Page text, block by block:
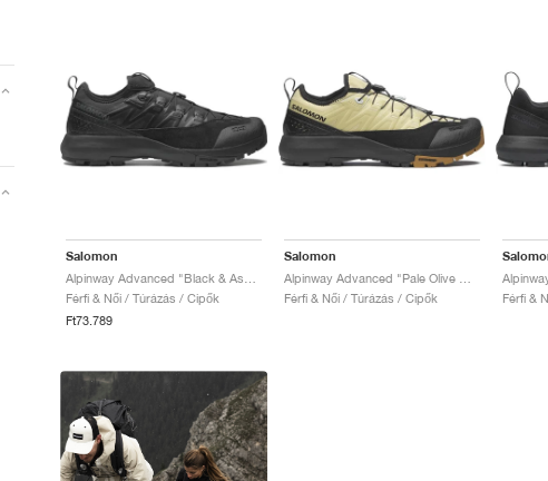
Salomon
Férfi & Női / Túrázás / Cipők
Ft73.789
Salomon
Férfi & Női / Túrázás / Cipők
Férfi &